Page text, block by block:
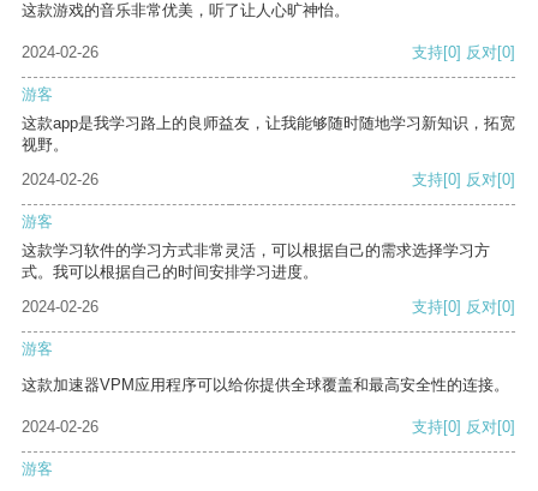
这款游戏的音乐非常优美，听了让人心旷神怡。
2024-02-26 支持[0] 反对[0]
游客
这款app是我学习路上的良师益友，让我能够随时随地学习新知识，拓宽
视野。
2024-02-26
支持[0] 反对[0]
游客
这款学习软件的学习方式非常灵活，可以根据自己的需求选择学习方
式。我可以根据自己的时间安排学习进度。
2024-02-26
支持[0] 反对[0]
游客
这款加速器VPM应用程序可以给你提供全球覆盖和最高安全性的连接。
2024-02-26 支持[0] 反对[0]
游客